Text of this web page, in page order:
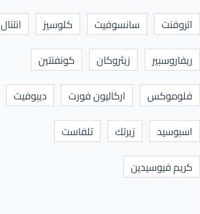
اتروفنت
سانسوفيت كلوسيز
انتنال
ريفاروسبير
زيثروكان
كونفنتين
فلوموكس
اركاليون فورت
ديبوفيت
اسبوسيد
زيرتك
تلفاست
كريم فيوسيدين